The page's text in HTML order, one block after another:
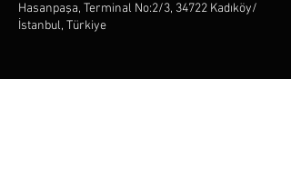
Hasanpaşa, Terminal No:2/3, 34722 Kadıköy/
İstanbul, Türkiye